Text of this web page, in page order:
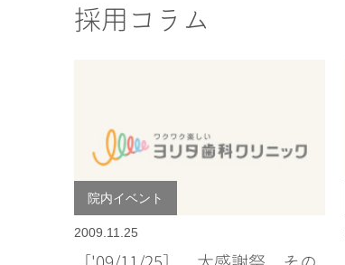
採用コラム
院内イベント
2009.11.25